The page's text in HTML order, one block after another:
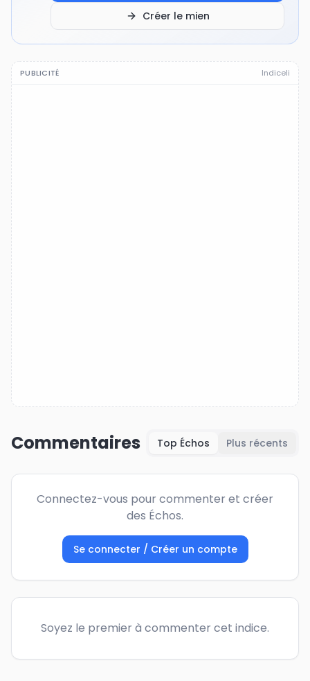
Créer le mien
PUBLICITÉ Indiceli
Commentaires Top Échos Plus récents
Connectez-vous pour commenter et créer
des Échos.
Se connecter / Créer un compte
Soyez le premier à commenter cet indice.